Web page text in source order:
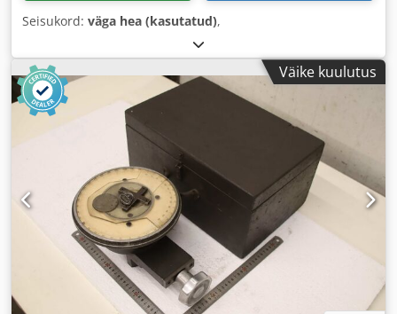
Seisukord: väga hea (kasutatud),
Väike kuulutus